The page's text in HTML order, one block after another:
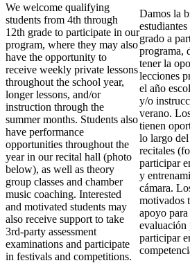
We welcome qualifying
students from 4th through
12th grade to participate in our
program, where they may also
have the opportunity to
receive weekly private lessons
throughout the school year,
longer lessons, and/or
instruction through the
summer months. Students also
have performance
opportunities throughout the
year in our recital hall (photo
below), as well as theory
group classes and chamber
music coaching. Interested
and motivated students may
also receive support to take
3rd-party assessment
examinations and participate
in festivals and competitions.
Damos la
grado a
programa,
tener la
lecciones
el año
y/o
verano.
tienen
lo largo del
recitales
participar
y
cámara.
motivados
apoyo
evaluación
participar